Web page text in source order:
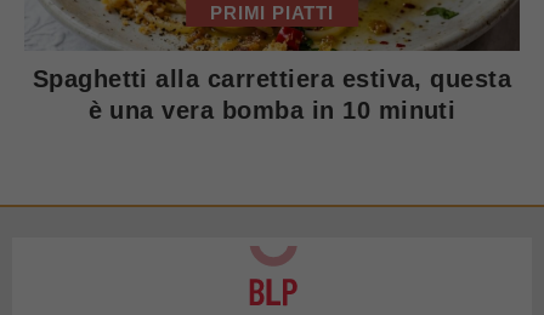
PRIMI PIATTI
Spaghetti alla carrettiera estiva, questa
è una vera bomba in 10 minuti